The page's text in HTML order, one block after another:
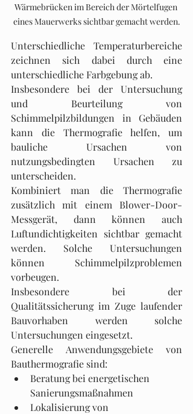
Wärmebrücken im Bereich der Mörtelfugen
eines Mauerwerks sichtbar gemacht werden.
Unterschiedliche Temperaturbereiche
zeichnen sich dabei durch eine
unterschiedliche Farbgebung ab.
Insbesondere bei der Untersuchung
und Beurteilung von
Schimmelpilzbildungen in Gebäuden
kann die Thermografie helfen, um
bauliche Ursachen von
nutzungsbedingten Ursachen zu
unterscheiden.
Kombiniert man die Thermografie
zusätzlich mit einem Blower-Door-
Messgerät, dann können auch
Luftundichtigkeiten sichtbar gemacht
werden. Solche Untersuchungen
können Schimmelpilzproblemen
vorbeugen.
Insbesondere bei der
Qualitätssicherung im Zuge laufender
Bauvorhaben werden solche
Untersuchungen eingesetzt.
Generelle Anwendungsgebiete von
Bauthermografie sind:
Beratung bei energetischen
Sanierungsmaßnahmen
Lokalisierung von